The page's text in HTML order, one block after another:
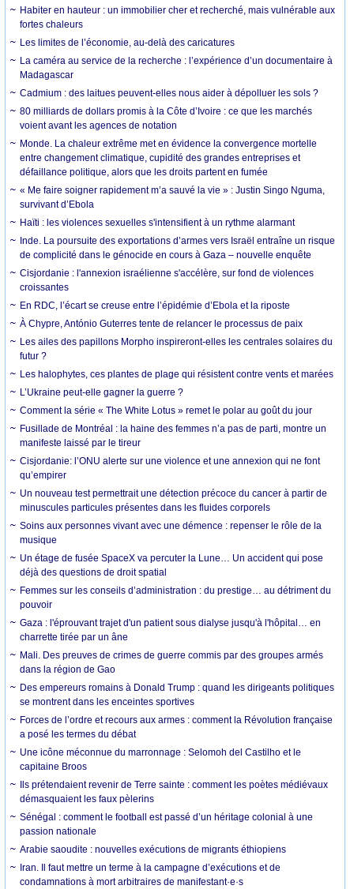
Habiter en hauteur : un immobilier cher et recherché, mais vulnérable aux
fortes chaleurs
Les limites de l’économie, au-delà des caricatures
La caméra au service de la recherche : l’expérience d’un documentaire à
Madagascar
Cadmium : des laitues peuvent-elles nous aider à dépolluer les sols ?
80 milliards de dollars promis à la Côte d’Ivoire : ce que les marchés
voient avant les agences de notation
Monde. La chaleur extrême met en évidence la convergence mortelle
entre changement climatique, cupidité des grandes entreprises et
défaillance politique, alors que les droits partent en fumée
« Me faire soigner rapidement m’a sauvé la vie » : Justin Singo Nguma,
survivant d’Ebola
Haïti : les violences sexuelles s'intensifient à un rythme alarmant
Inde. La poursuite des exportations d’armes vers Israël entraîne un risque
de complicité dans le génocide en cours à Gaza – nouvelle enquête
Cisjordanie : l'annexion israélienne s'accélère, sur fond de violences
croissantes
En RDC, l’écart se creuse entre l’épidémie d’Ebola et la riposte
À Chypre, António Guterres tente de relancer le processus de paix
Les ailes des papillons Morpho inspireront-elles les centrales solaires du
futur ?
Les halophytes, ces plantes de plage qui résistent contre vents et marées
L’Ukraine peut-elle gagner la guerre ?
Comment la série « The White Lotus » remet le polar au goût du jour
Fusillade de Montréal : la haine des femmes n’a pas de parti, montre un
manifeste laissé par le tireur
Cisjordanie: l’ONU alerte sur une violence et une annexion qui ne font
qu’empirer
Un nouveau test permettrait une détection précoce du cancer à partir de
minuscules particules présentes dans les fluides corporels
Soins aux personnes vivant avec une démence : repenser le rôle de la
musique
Un étage de fusée SpaceX va percuter la Lune… Un accident qui pose
déjà des questions de droit spatial
Femmes sur les conseils d’administration : du prestige… au détriment du
pouvoir
Gaza : l'éprouvant trajet d'un patient sous dialyse jusqu'à l'hôpital… en
charrette tirée par un âne
Mali. Des preuves de crimes de guerre commis par des groupes armés
dans la région de Gao
Des empereurs romains à Donald Trump : quand les dirigeants politiques
se montrent dans les enceintes sportives
Forces de l’ordre et recours aux armes : comment la Révolution française
a posé les termes du débat
Une icône méconnue du marronnage : Selomoh del Castilho et le
capitaine Broos
Ils prétendaient revenir de Terre sainte : comment les poètes médiévaux
démasquaient les faux pèlerins
Sénégal : comment le football est passé d’un héritage colonial à une
passion nationale
Arabie saoudite : nouvelles exécutions de migrants éthiopiens
Iran. Il faut mettre un terme à la campagne d’exécutions et de
condamnations à mort arbitraires de manifestant·e·s